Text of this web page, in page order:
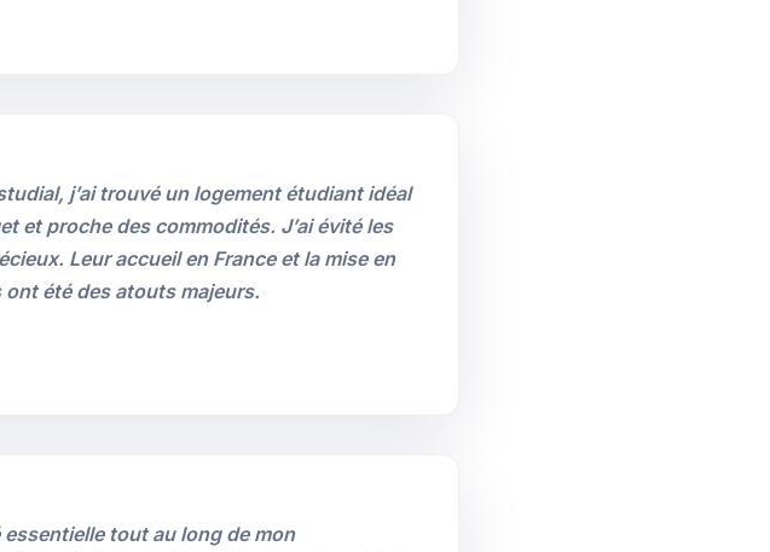
j’ai trouvé un logement étudiant idéal
et proche des commodités. J’ai évité les
Leur accueil en France et la mise en
été des atouts majeurs.
essentielle tout au long de mon